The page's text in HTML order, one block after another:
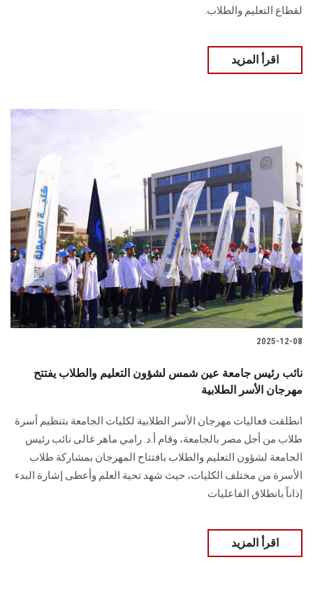
لقطاع التعليم والطلاب.
اقرأ المزيد
2025-12-08
نائب رئيس جامعة عين شمس لشؤون التعليم والطلاب يفتتح
مهرجان الأسر الطلابية
انطلقت فعاليات مهرجان الأسر الطلابية لكليات الجامعة بتنظيم أسرة
طلاب من أجل مصر بالجامعة، وقام أ.د. رامي ماهر غالى نائب رئيس
الجامعة لشؤون التعليم والطلاب بافتتاح المهرجان بمشاركة طلاب
الأسرة من مختلف الكليات، حيث شهد تحية العلم وأعطى إشارة البدء
إذاناً بانطلاق الفاعليات
اقرأ المزيد